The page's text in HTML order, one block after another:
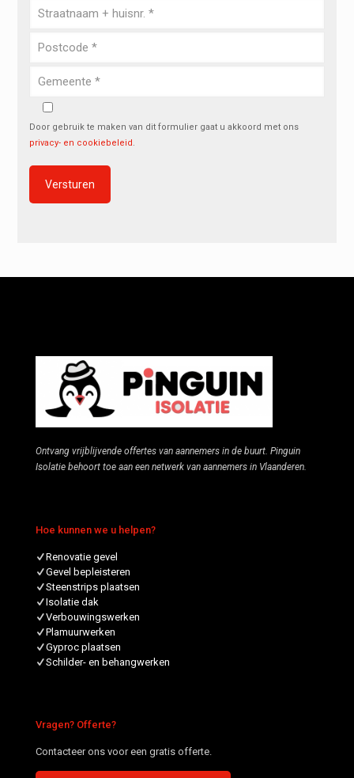
Door gebruik te maken van dit formulier gaat u akkoord met ons
privacy- en cookiebeleid .
Ontvang vrijblijvende offertes van aannemers in de buurt. Pinguin
Isolatie behoort toe aan een netwerk van aannemers in Vlaanderen.
Hoe kunnen we u helpen?
Renovatie gevel
Gevel bepleisteren
Steenstrips plaatsen
Isolatie dak
Verbouwingswerken
Plamuurwerken
Gyproc plaatsen
Schilder- en behangwerken
Vragen? Offerte?
Contacteer ons voor een gratis offerte.